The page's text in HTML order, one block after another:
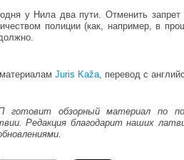
у Нила два пути. Отменить
полиции (как, например, в
Juris Kaža, перевод с
готовит обзорный материал по
Редакция благодарит наших